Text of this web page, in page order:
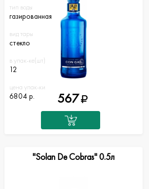
тип воды
газированная
вид тары
стекло
в упак-ке(шт)
12
цена упак-ки
6804 р. 567
"Solan De Cobras" 0.5л